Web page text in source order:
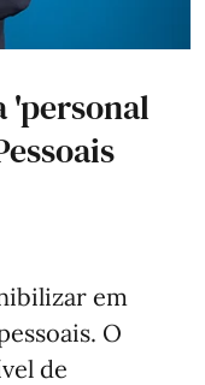
'personal
em
O
de